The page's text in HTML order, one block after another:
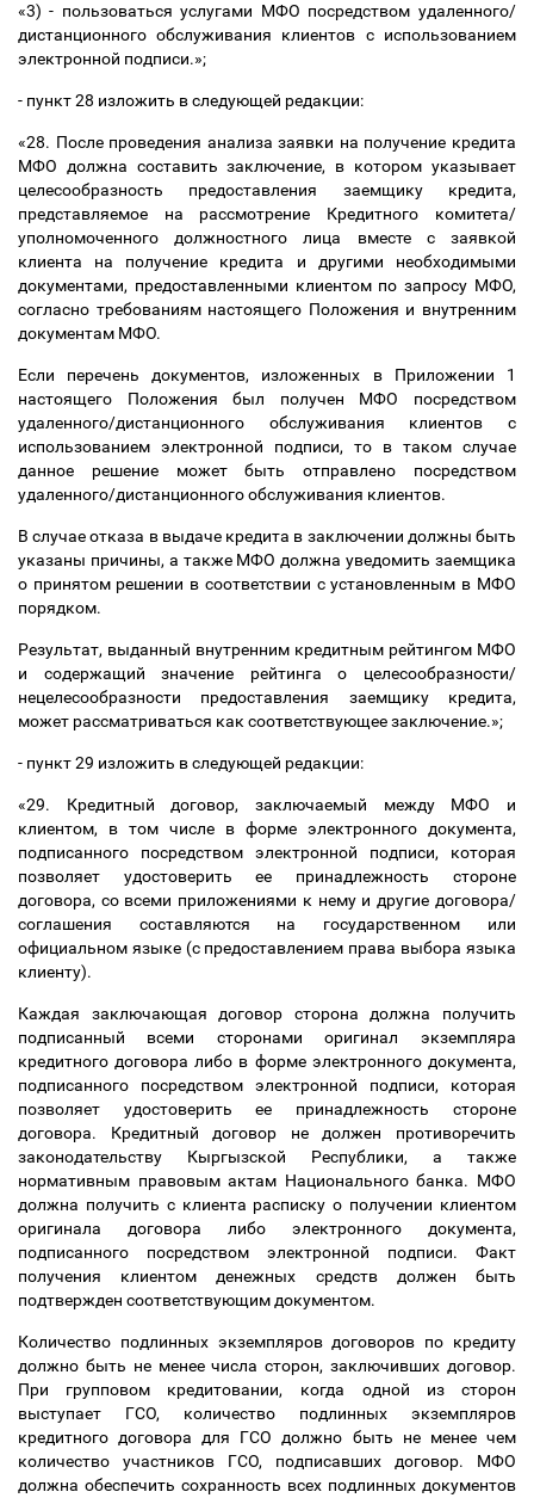
«3) - пользоваться услугами МФО посредством удаленного/
дистанционного обслуживания клиентов с использованием
электронной подписи.»;
- пункт 28 изложить в следующей редакции:
«28. После проведения анализа заявки на получение кредита
МФО должна составить заключение, в котором указывает
целесообразность предоставления заемщику кредита,
представляемое на рассмотрение Кредитного комитета/
уполномоченного должностного лица вместе с заявкой
клиента на получение кредита и другими необходимыми
документами, предоставленными клиентом по запросу МФО,
согласно требованиям настоящего Положения и внутренним
документам МФО.
Если перечень документов, изложенных в Приложении 1
настоящего Положения был получен МФО посредством
удаленного/дистанционного обслуживания клиентов с
использованием электронной подписи, то в таком случае
данное решение может быть отправлено посредством
удаленного/дистанционного обслуживания клиентов.
В случае отказа в выдаче кредита в заключении должны быть
указаны причины, а также МФО должна уведомить заемщика
о принятом решении в соответствии с установленным в МФО
порядком.
Результат, выданный внутренним кредитным рейтингом МФО
и содержащий значение рейтинга о целесообразности/
нецелесообразности предоставления заемщику кредита,
может рассматриваться как соответствующее заключение.»;
- пункт 29 изложить в следующей редакции:
«29. Кредитный договор, заключаемый между МФО и
клиентом, в том числе в форме электронного документа,
подписанного посредством электронной подписи, которая
позволяет удостоверить ее принадлежность стороне
договора, со всеми приложениями к нему и другие договора/
соглашения составляются на государственном или
официальном языке (с предоставлением права выбора языка
клиенту).
Каждая заключающая договор сторона должна получить
подписанный всеми сторонами оригинал экземпляра
кредитного договора либо в форме электронного документа,
подписанного посредством электронной подписи, которая
позволяет удостоверить ее принадлежность стороне
договора. Кредитный договор не должен противоречить
законодательству Кыргызской Республики, а также
нормативным правовым актам Национального банка. МФО
должна получить с клиента расписку о получении клиентом
оригинала договора либо электронного документа,
подписанного посредством электронной подписи. Факт
получения клиентом денежных средств должен быть
подтвержден соответствующим документом.
Количество подлинных экземпляров договоров по кредиту
должно быть не менее числа сторон, заключивших договор.
При групповом кредитовании, когда одной из сторон
выступает ГСО, количество подлинных экземпляров
кредитного договора для ГСО должно быть не менее чем
количество участников ГСО, подписавших договор. МФО
должна обеспечить сохранность всех подлинных документов